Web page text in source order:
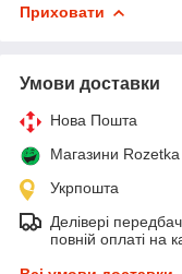
Приховати
Умови доставки
Нова Пошта
Магазини Rozetka
Укрпошта
Делівері
повній оплаті на